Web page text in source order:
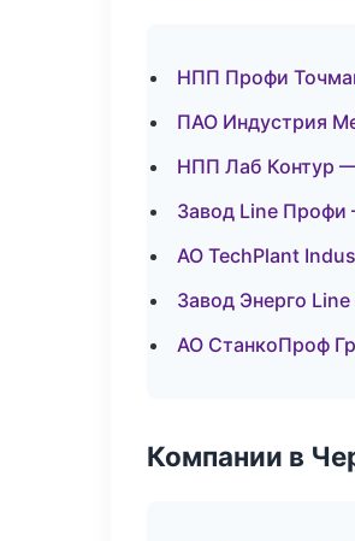
НПП Профи
ПАО Индустрия
НПП Лаб Контур
Завод Line
АО TechPlant
Завод Энерго
АО СтанкоПроф
Компании в